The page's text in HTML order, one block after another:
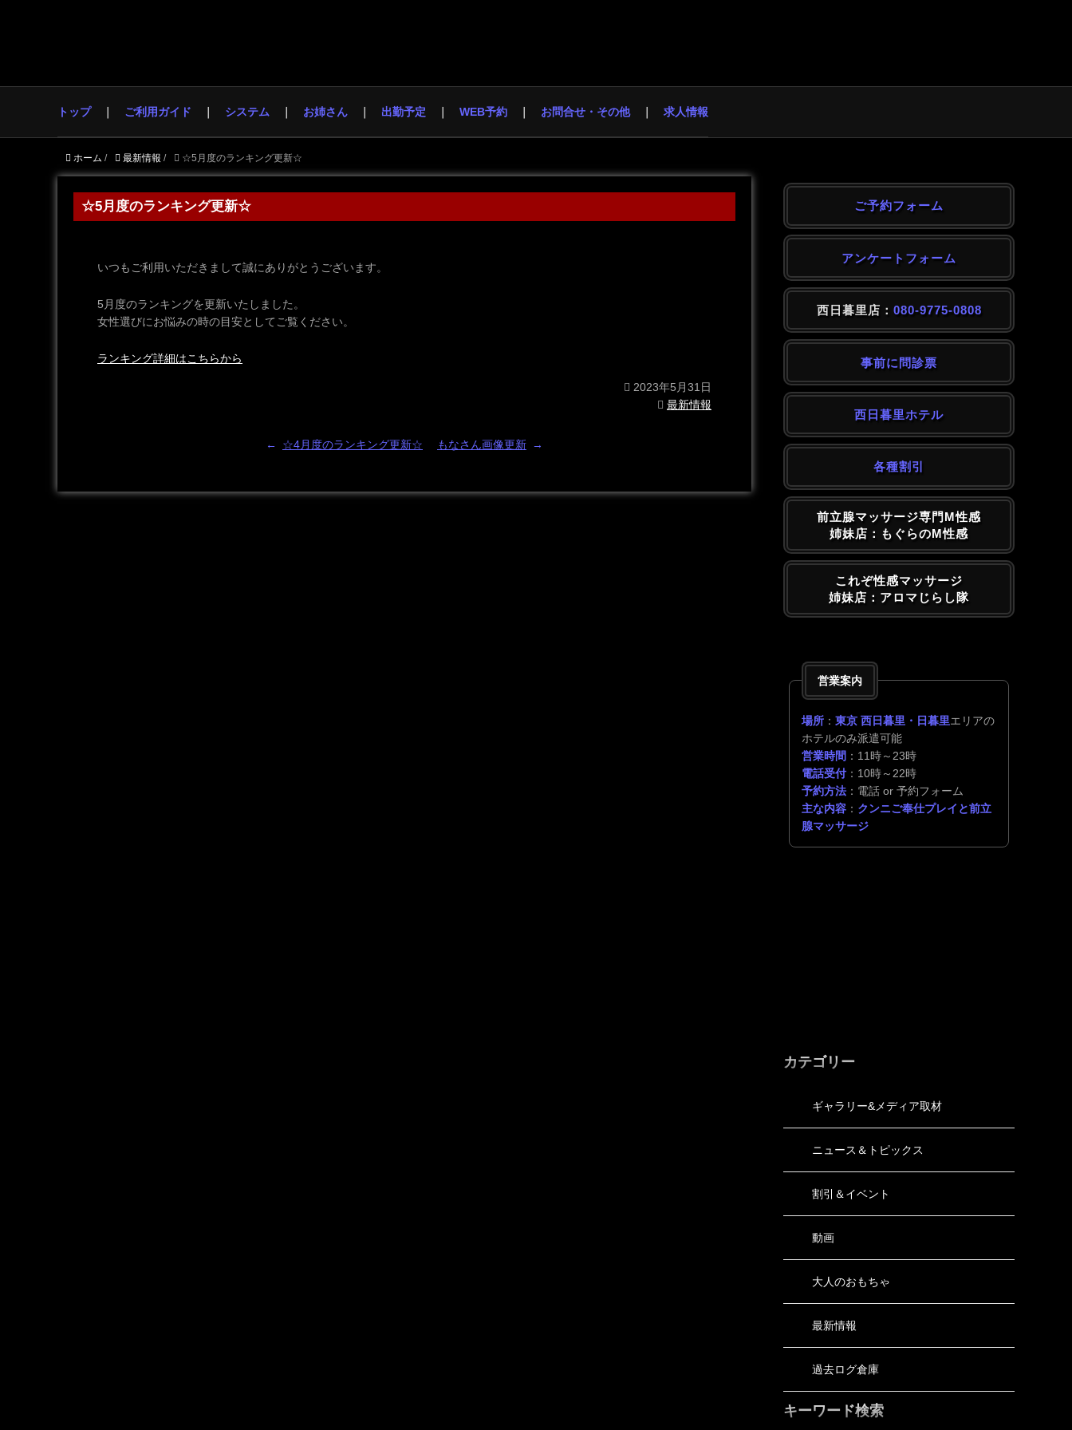
トップ ご利用ガイド システム お姉さん 出勤予定 WEB予約 お問合せ・その他 求人情報
ホーム / 最新情報 / ☆5月度のランキング更新☆
☆5月度のランキング更新☆
いつもご利用いただきまして誠にありがとうございます。
5月度のランキングを更新いたしました。
女性選びにお悩みの時の目安としてご覧ください。
ランキング詳細はこちらから
2023年5月31日
最新情報
← ☆4月度のランキング更新☆ もなさん画像更新 →
ご予約フォーム
アンケートフォーム
西日暮里店： 080-9775-0808
事前に問診票
西日暮里ホテル
各種割引
前立腺マッサージ専門M性感
姉妹店：もぐらのM性感
これぞ性感マッサージ
姉妹店：アロマじらし隊
営業案内
場所 ： 東京 西日暮里・日暮里エリアの
ホテルのみ派遣可能
営業時間 ：11時～23時
電話受付：10時～22時
予約方法 ：電話 or 予約フォーム
主な内容 ： クンニご奉仕プレイと前立
腺マッサージ
カテゴリー
ギャラリー&メディア取材
ニュース＆トピックス
割引＆イベント
動画
大人のおもちゃ
最新情報
過去ログ倉庫
キーワード検索